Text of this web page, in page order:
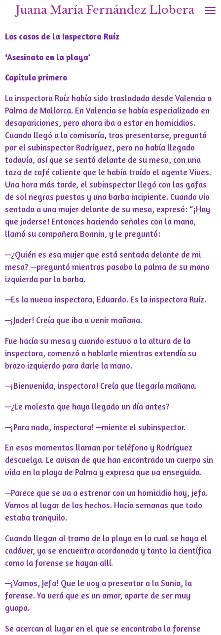
contenido
Juana María Fernández Llobera
Los casos de la Inspectora Ruíz
‘Asesinato en la playa’
Capítulo primero
La inspectora Ruíz había sido trasladada desde Valencia a
Palma de Mallorca. En Valencia se había especializado en
desapariciones, pero ahora iba a estar en homicidios.
Cuando llegó a la comisaría, tras presentarse, preguntó
por el subinspector Rodríguez, pero no había llegado
todavía, así que se sentó delante de su mesa, con una
taza de café caliente que le había traído el agente Vives.
Una hora más tarde, el subinspector llegó con las gafas
de sol negras puestas y una barba incipiente. Cuando vio
sentada a una mujer delante de su mesa, expresó: “¡Hay
que joderse! Entonces haciendo señales con la mano,
llamó su compañera Bonnin, y le preguntó:
—¿Quién es esa mujer que está sentada delante de mi
mesa? —preguntó mientras pasaba la palma de su mano
izquierda por la barba.
—Es la nueva inspectora, Eduardo. Es la inspectora Ruíz.
—¡Joder! Creía que iba a venir mañana.
Fue hacía su mesa y cuando estuvo a la altura de la
inspectora, comenzó a hablarle mientras extendía su
brazo izquierdo para darle la mano.
—¡Bienvenida, inspectora! Creía que llegaría mañana.
—¿Le molesta que haya llegado un día antes?
—¡Para nada, inspectora! —miente el subinspector.
En esos momentos llaman por teléfono y Rodríguez
descuelga. Le avisan de que han encontrado un cuerpo sin
vida en la playa de Palma y expresa que va enseguida.
—Parece que se va a estrenar con un homicidio hoy, jefa.
Vamos al lugar de los hechos. Hacía semanas que todo
estaba tranquilo.
Cuando llegan al tramo de la playa en la cual se haya el
cadáver, ya se encuentra acordonada y tanto la científica
como la forense se hayan allí.
—¡Vamos, Jefa! Que le voy a presentar a la Sonia, la
forense. Ya verá que es un amor, aparte de ser muy
guapa.
Se acercan al lugar en el que se encontraba la forense